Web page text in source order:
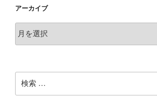
アーカイブ
ー
索: